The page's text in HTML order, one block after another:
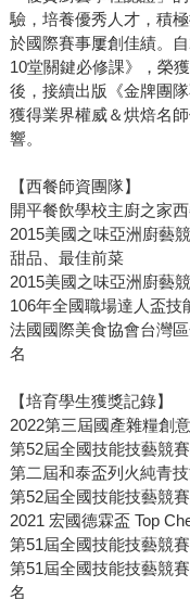
驗，培養優秀人才，積
於國際賽事屢創佳績。
10堂關鍵必修課》，榮
後，接續出版《金牌團
獲得業界權威＆烘焙名
響。
【西餐師資團隊】
開平餐飲學校主廚之家
2015美國之味亞洲廚藝
甜品、最佳前菜
2015美國之味亞洲廚藝
106年全國職場達人盃技
法國國際美食協會台灣
名
【培育學生獲獎記錄】
2022第三屆國產雜糧創
第52屆全國技能技藝競
第二屆和泰盃列火純青
第52屆全國技能技藝競
2021 宏國德霖盃 Top
第51屆全國技能技藝競
第51屆全國技能技藝競
名